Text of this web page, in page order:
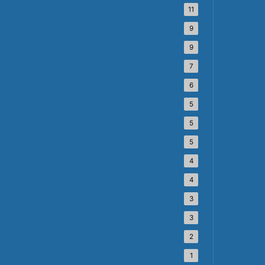
11
9
9
7
6
5
5
5
4
4
3
3
2
1